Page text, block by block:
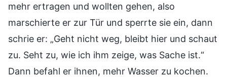
mehr ertragen und wollten gehen, also
marschierte er zur Tür und sperrte sie ein, dann
schrie er: „Geht nicht weg, bleibt hier und schaut
zu. Seht zu, wie ich ihm zeige, was Sache ist.“
Dann befahl er ihnen, mehr Wasser zu kochen.